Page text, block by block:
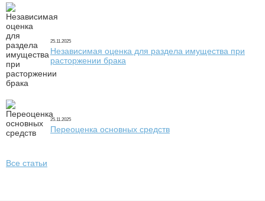
25.11.2025
Независимая оценка для раздела имущества при
расторжении брака
25.11.2025
Переоценка основных средств
Все статьи